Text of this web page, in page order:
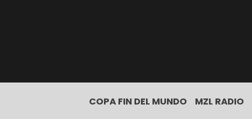
COPA FIN DEL MUNDO MZL RADIO